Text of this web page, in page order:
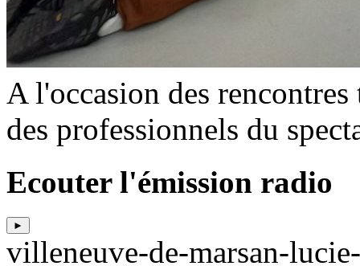
A l'occasion des
des professionnels du
Ecouter l'émission radio
►
villeneuve-de-marsan-